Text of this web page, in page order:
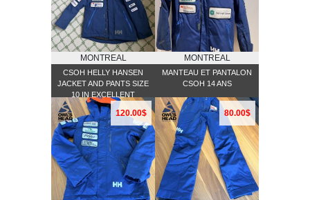
MONTREAL
CSOH HELLY HANSEN
JACKET AND PANTS SIZE
10 IN EXCELLENT
CONDITION
MONTREAL
MANTEAU ET PANTALON
CSOH 14 ANS
120.00$ 80.00$